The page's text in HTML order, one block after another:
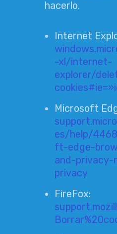
hacerlo.
Internet
-xl/internet-
explorer/
Microsoft
es/help/
ft-edge-
and-
privacy
FireFox: